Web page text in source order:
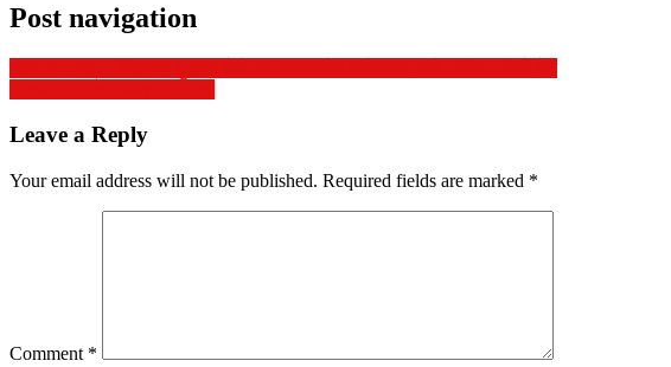
Post navigation
Leave a Reply
Your email address will not be published. Required fields are marked *
Comment *